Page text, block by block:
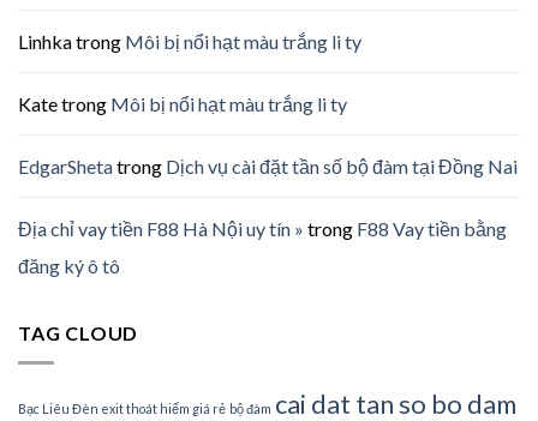
Linhkatrong Môi bị nổi hạt màu trắng li ty
Katetrong Môi bị nổi hạt màu trắng li ty
EdgarShetatrong Dịch vụ cài đặt tần số bộ đàm tại Đồng Nai
Địa chỉ vay tiền F88 Hà Nội uy tín » trong F88 Vay tiền bằng
đăng ký ô tô
TAG CLOUD
Bạc Liêu Đèn exit thoát hiểm giá rẻ bộ đàm cai dat tan so bo dam